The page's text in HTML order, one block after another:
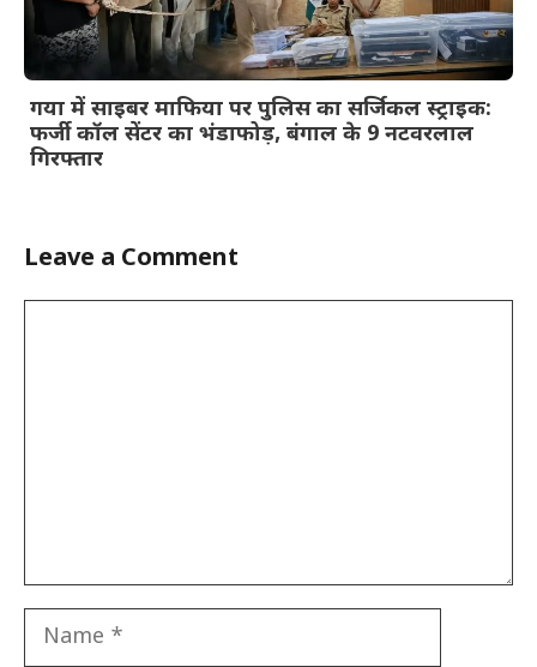
गया में साइबर माफिया पर पुलिस का सर्जिकल स्ट्राइक:
फर्जी कॉल सेंटर का भंडाफोड़, बंगाल के 9 नटवरलाल
गिरफ्तार
Leave a Comment
Name